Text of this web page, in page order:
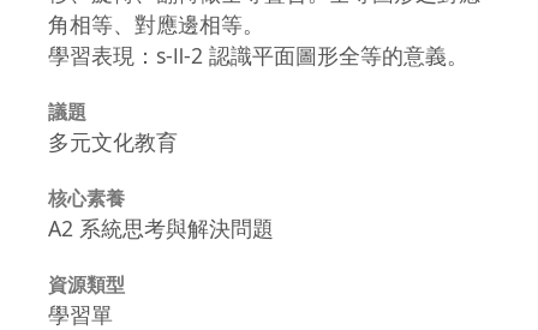
角相等、對應邊相等。
學習表現：s-Ⅱ-2 認識平面圖形全等的意義。
議題
多元文化教育
核心素養
A2 系統思考與解決問題
資源類型
學習單